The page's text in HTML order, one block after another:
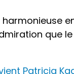
que
Patricia